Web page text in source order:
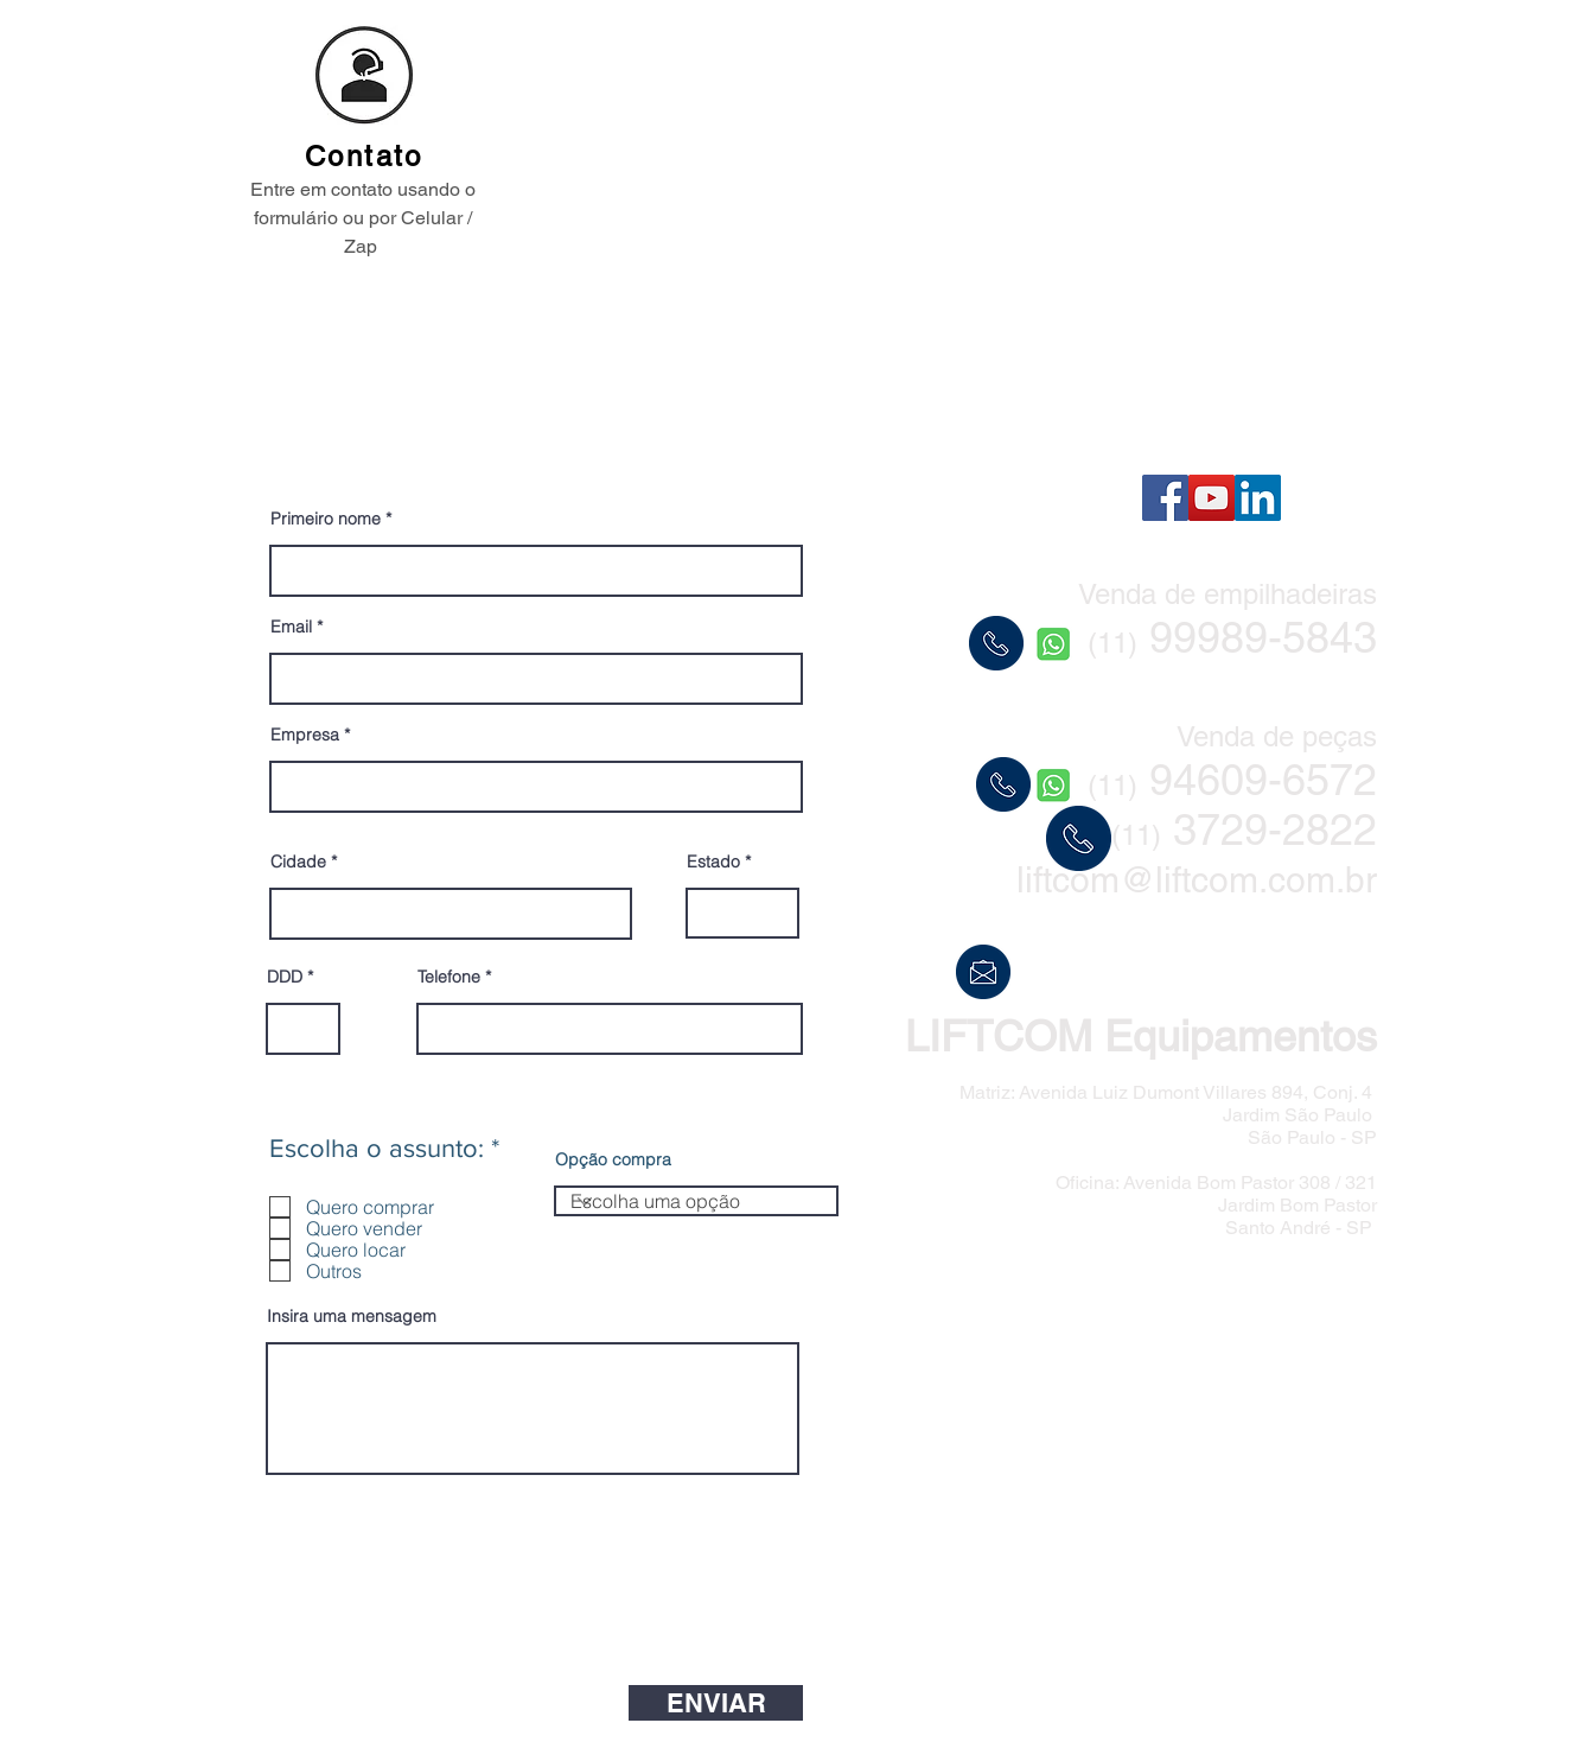
Contato
Entre em contato usando o
formulário ou por Celular /
Zap
Primeiro nome
Email
Empresa
Cidade Estado
DDD Telefone
Escolha o assunto: *O
Quero comprar
Quero vender
Quero locar
Outros
Opção compra
Insira uma mensagem
ENVIAR
Venda de empilhadeiras
(11) 99989-5843
Venda de peças
(11) 94609-6572
(11) 3729-2822
liftcom@liftcom.com.br
LIFTCOM Equipamentos
Matriz: Avenida Luiz Dumont Villares 894, Conj. 4
Jardim São Paulo
São Paulo - SP
Oficina: Avenida Bom Pastor 308 / 321
Jardim Bom Pastor
Santo André - SP